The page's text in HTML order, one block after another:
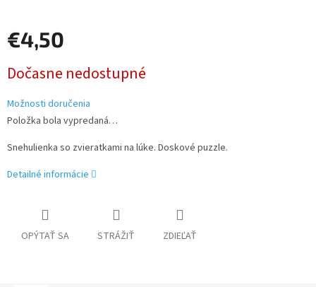
€4,50
cena:
Dočasne nedostupné
Možnosti doručenia
Položka bola vypredaná…
Snehulienka so zvieratkami na lúke. Doskové puzzle.
Detailné informácie
OPÝTAŤ SA STRÁŽIŤ ZDIEĽAŤ